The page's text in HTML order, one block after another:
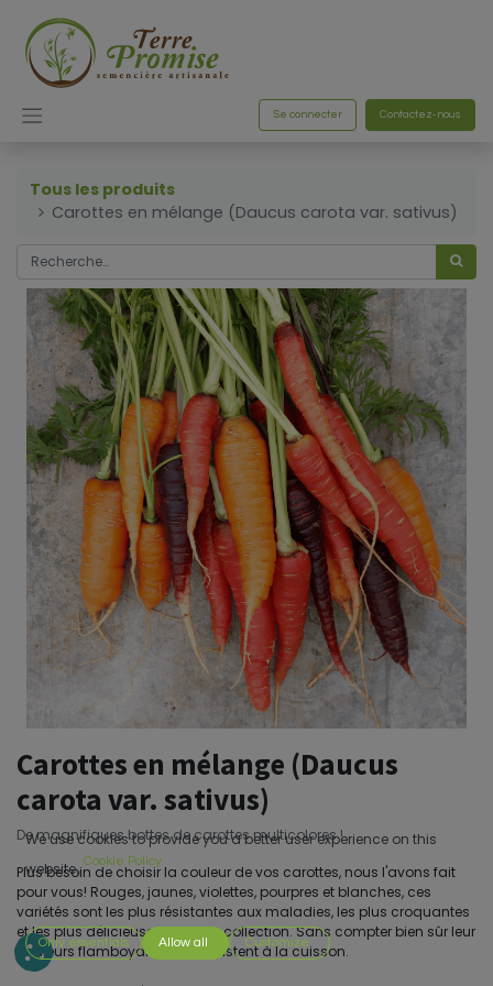
Se connecter Contactez-nous
Tous les produits
Carottes en mélange (Daucus carota var. sativus)
Carottes en mélange (Daucus
carota var. sativus)
De magnifiques bottes de carottes multicolores !
Plus besoin de choisir la couleur de vos carottes, nous l'avons fait
pour vous! Rouges, jaunes, violettes, pourpres et blanches, ces
variétés sont les plus résistantes aux maladies, les plus croquantes
et les plus délicieuses de notre collection. Sans compter bien sûr leur
couleurs flamboyantes qui résistent à la cuisson.
We use cookies to provide you a better user experience on this
website. Cookie Policy
Only essentials Allow all Customize